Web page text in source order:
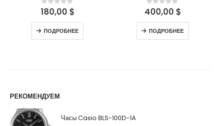
0out of 5
180,00 $
ПОДРОБНЕЕ
0out of 5
400,00 $
ПОДРОБНЕЕ
РЕКОМЕНДУЕМ
Часы Casio BLS-100D-1A